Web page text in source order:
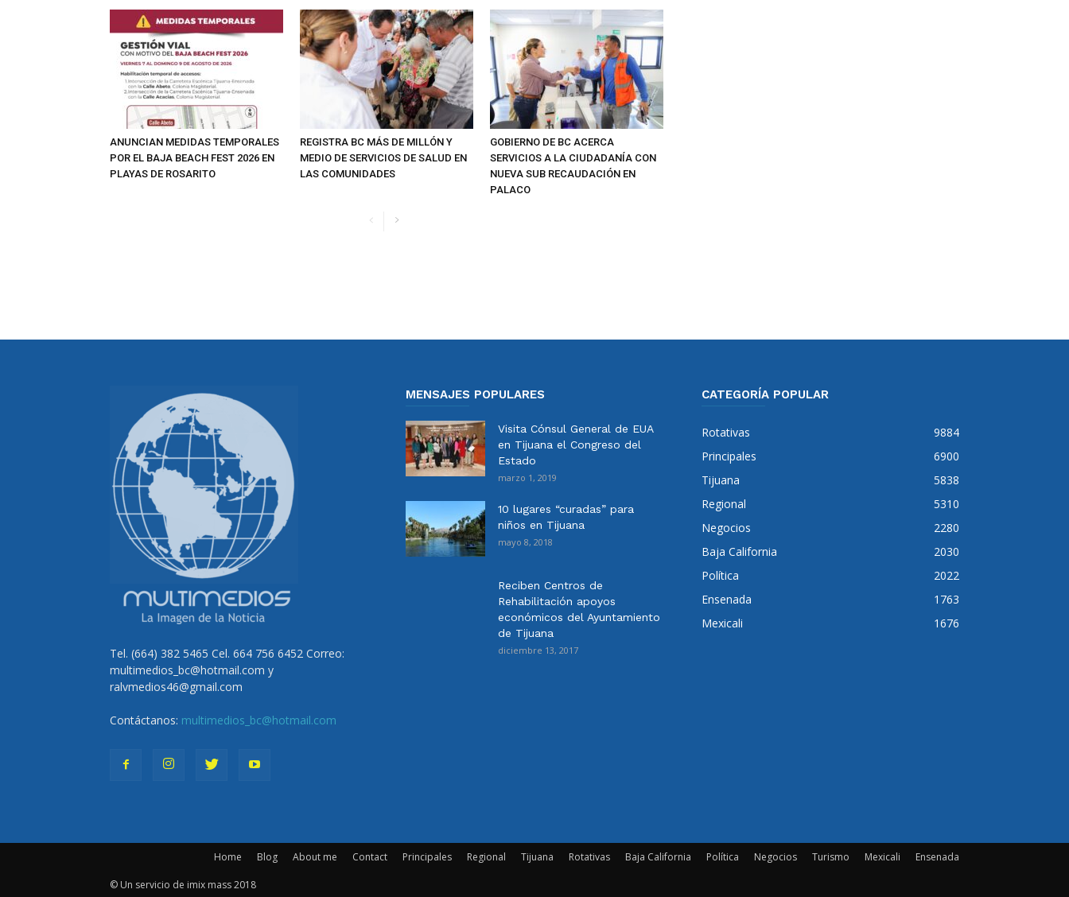
ANUNCIAN MEDIDAS TEMPORALES
POR EL BAJA BEACH FEST 2026 EN
PLAYAS DE ROSARITO
REGISTRA BC MÁS DE MILLÓN Y
MEDIO DE SERVICIOS DE SALUD EN
LAS COMUNIDADES
GOBIERNO DE BC ACERCA
SERVICIOS A LA CIUDADANÍA CON
NUEVA SUB RECAUDACIÓN EN
PALACO
Tel. (664) 382 5465 Cel. 664 756 6452 Correo:
multimedios_bc@hotmail.com y
ralvmedios46@gmail.com
Contáctanos: multimedios_bc@hotmail.com
MENSAJES POPULARES
Visita Cónsul General de EUA
en Tijuana el Congreso del
Estado
marzo 1, 2019
10 lugares “curadas” para
niños en Tijuana
mayo 8, 2018
Reciben Centros de
Rehabilitación apoyos
económicos del Ayuntamiento
de Tijuana
diciembre 13, 2017
CATEGORÍA POPULAR
Rotativas
9884
Principales
6900
Tijuana
5838
Regional
5310
Negocios
2280
Baja California
2030
Política
2022
Ensenada
1763
Mexicali
1676
Home Blog About me Contact Principales Regional Tijuana Rotativas Baja California Política Negocios Turismo Mexicali Ensenada
© Un servicio de imix mass 2018